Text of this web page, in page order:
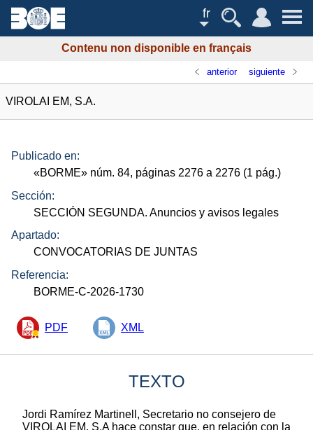
fr
Contenu non disponible en français
anterior siguiente
VIROLAI EM, S.A.
Publicado en:
«BORME» núm. 84, páginas 2276 a 2276 (1 pág.)
Sección:
SECCIÓN SEGUNDA. Anuncios y avisos legales
Apartado:
CONVOCATORIAS DE JUNTAS
Referencia:
BORME-C-2026-1730
PDF XML
TEXTO
Jordi Ramírez Martinell, Secretario no consejero de
VIROLAI EM, S.A hace constar que, en relación con la